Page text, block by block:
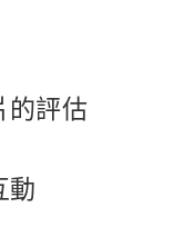
的評估
動